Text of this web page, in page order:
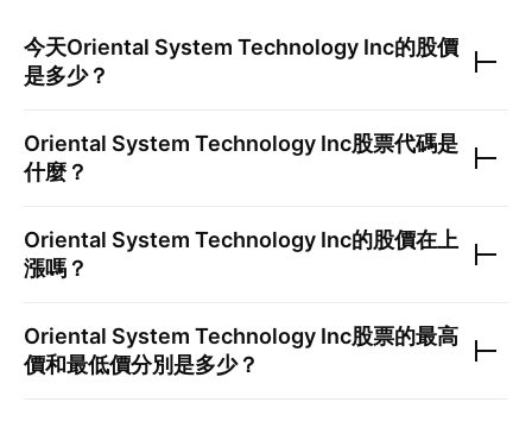
今天Oriental System Technology Inc的股價
是多少？
Oriental System Technology Inc股票代碼是
什麼？
Oriental System Technology Inc的股價在上
漲嗎？
Oriental System Technology Inc股票的最高
價和最低價分別是多少？